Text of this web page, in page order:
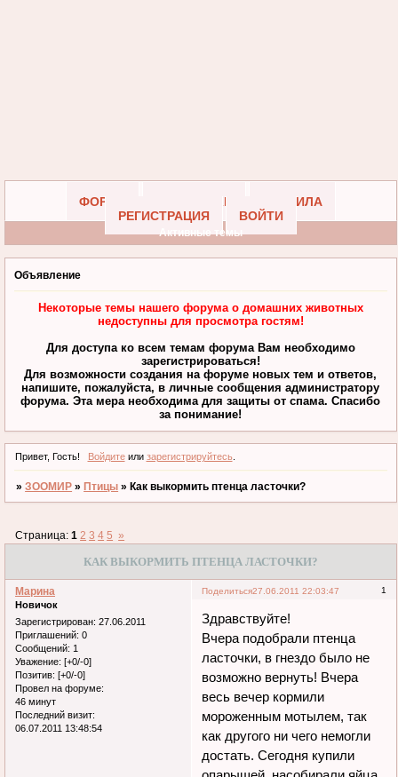
ФОРУМ УЧАСТНИКИ
ПРАВИЛА
РЕГИСТРАЦИЯ
ВОЙТИ
Активные темы
Объявление
Некоторые темы нашего форума о домашних животных
недоступны для просмотра гостям!
Для доступа ко всем темам форума Вам необходимо
зарегистрироваться!
Для возможности создания на форуме новых тем и ответов,
напишите, пожалуйста, в личные сообщения администратору
форума. Эта мера необходима для защиты от спама. Спасибо
за понимание!
Привет, Гость! Войдитеили зарегистрируйтесь.
»ЗООМИР » Птицы » Как выкормить птенца ласточки?
КАК ВЫКОРМИТЬ ПТЕНЦА ЛАСТОЧКИ?
Страница:1 2 3 4 5 »
Поделиться 1
27.06.2011 22:03:47
Марина
Новичок
Зарегистрирован: 27.06.2011
Приглашений: 0
Сообщений: 1
Уважение: [+0/-0]
Позитив: [+0/-0]
Провел на форуме:
46 минут
Последний визит:
06.07.2011 13:48:54
Здравствуйте!
Вчера подобрали птенца
ласточки, в гнездо было не
возможно вернуть! Вчера
весь вечер кормили
мороженным мотылем, так
как другого ни чего немогли
достать. Сегодня купили